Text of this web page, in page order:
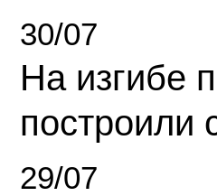
30/07
На изгибе
построили
29/07